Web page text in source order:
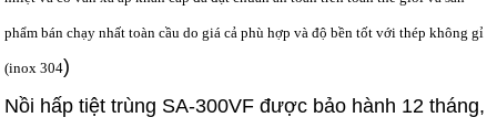
phẩm bán chạy nhất toàn cầu do giá cả phù hợp và độ bền tốt với thép không gỉ
(inox 304)
Nồi hấp tiệt trùng SA-300VF được bảo hành 12 tháng,